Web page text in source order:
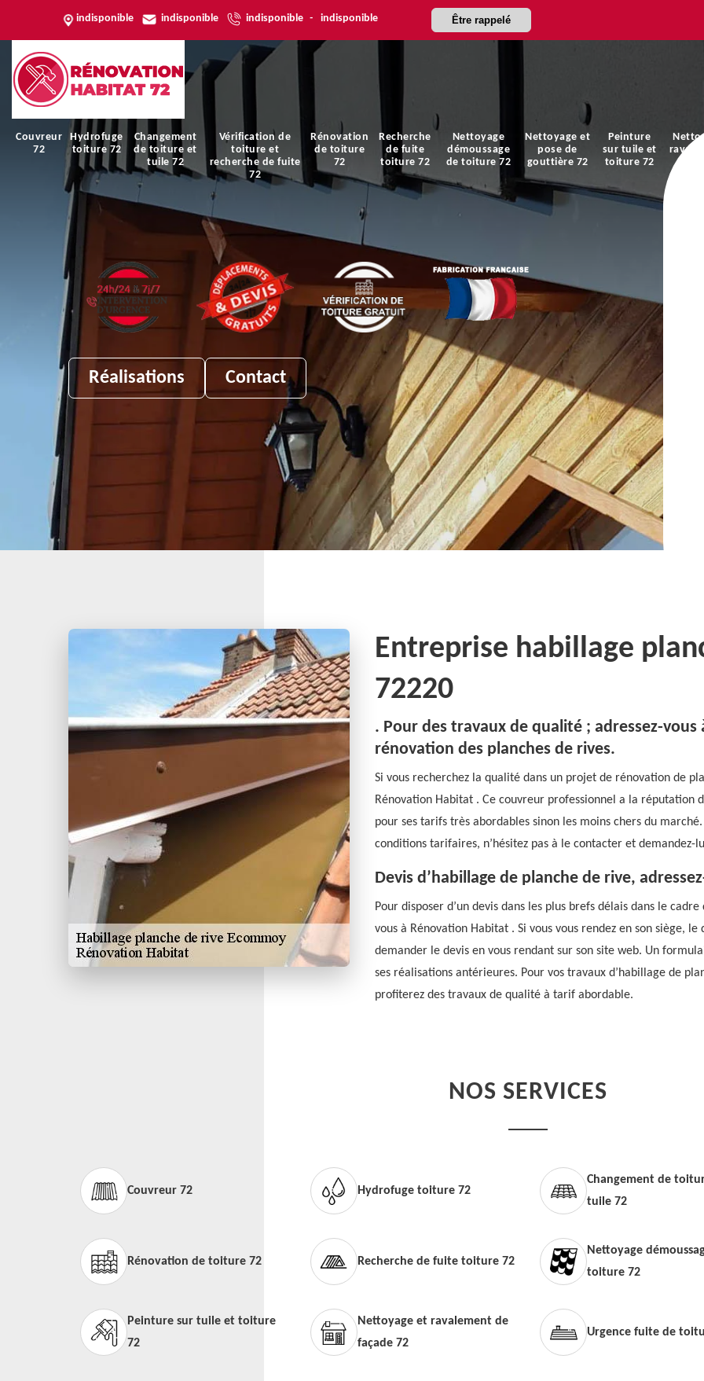
indisponible indisponible indisponible - indisponible Être rappelé
Couvreur
72
Hydrofuge
toiture 72
Changement
de toiture et
tuile 72
Vérification de
toiture et
recherche de fuite
72
Rénovation
de toiture
72
Recherche
de fuite
toiture 72
Nettoyage
démoussage
de toiture 72
Nettoyage et
pose de
gouttière 72
Peinture
sur tuile et
toiture 72
Réalisations Contact
Entreprise habillage
72220
. Pour des travaux de qualité ; adressez-
rénovation des planches de rives.
Si vous recherchez la qualité dans un projet de rénovation de
Rénovation Habitat . Ce couvreur professionnel a la réputation
pour ses tarifs très abordables sinon les moins chers du
conditions tarifaires, n’hésitez pas à le contacter et demandez-
Devis d’habillage de planche de rive,
Pour disposer d’un devis dans les plus brefs délais dans le
vous à Rénovation Habitat . Si vous vous rendez en son siège,
demander le devis en vous rendant sur son site web. Un
ses réalisations antérieures. Pour vos travaux d’habillage de
profiterez des travaux de qualité à tarif abordable.
NOS SERVICES
Couvreur 72 Hydrofuge toiture 72
Changement de
tuile 72
Rénovation de toiture 72 Recherche de fuite toiture 72
Nettoyage
toiture 72
Peinture sur tuile et toiture
72
Nettoyage et ravalement de
façade 72
Urgence fuite de